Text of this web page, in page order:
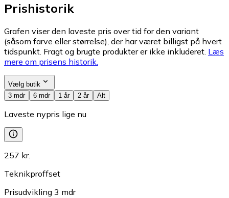
Prishistorik
Grafen viser den laveste pris over tid for den variant
(såsom farve eller størrelse), der har været billigst på hvert
tidspunkt. Fragt og brugte produkter er ikke inkluderet. Læs
mere om prisens historik.
Vælg butik
3 mdr
6 mdr 1 år 2 år Alt
Laveste nypris lige nu
257 kr.
Teknikproffset
Prisudvikling 3 mdr